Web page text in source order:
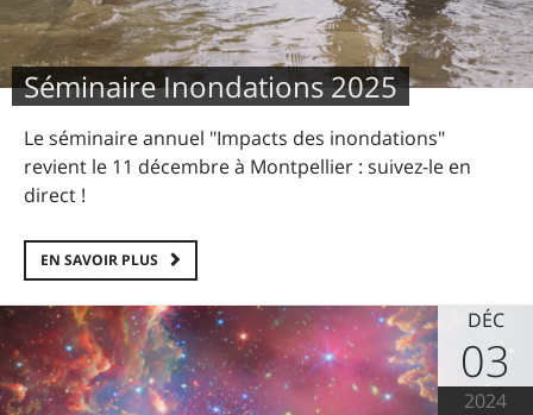
Séminaire Inondations 2025
Le séminaire annuel "Impacts des inondations"
revient le 11 décembre à Montpellier : suivez-le en
direct !
EN SAVOIR PLUS
DÉC
03
2024